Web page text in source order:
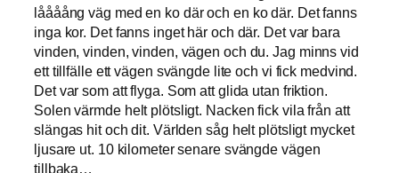
låååång väg med en ko där och en ko där. Det fanns
inga kor. Det fanns inget här och där. Det var bara
vinden, vinden, vinden, vägen och du. Jag minns vid
ett tillfälle ett vägen svängde lite och vi fick medvind.
Det var som att flyga. Som att glida utan friktion.
Solen värmde helt plötsligt. Nacken fick vila från att
slängas hit och dit. Världen såg helt plötsligt mycket
ljusare ut. 10 kilometer senare svängde vägen
tillbaka…